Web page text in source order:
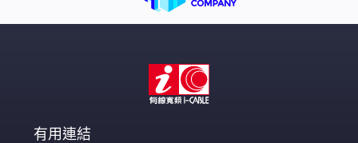
請遭拒而無法成行。陳斌華批評民進黨當局是無理刁
有用連結